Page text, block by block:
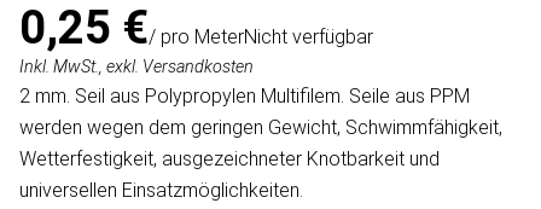
0,25 €/ pro MeterNicht verfügbar
Inkl. MwSt., exkl. Versandkosten
2 mm. Seil aus Polypropylen Multifilem. Seile aus PPM
werden wegen dem geringen Gewicht, Schwimmfähigkeit,
Wetterfestigkeit, ausgezeichneter Knotbarkeit und
universellen Einsatzmöglichkeiten.